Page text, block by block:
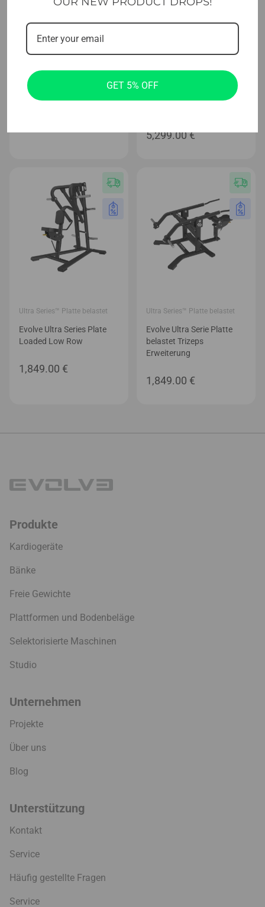
Evolve Ultra Series Plate
Loaded Rear Kick
Evolve Ultra Series CPU-
Urethan-Hantelset 37,5 –
5,299.00€
Ultra Series™ Platte belastet
Evolve Ultra Series Plate
Loaded Low Row
1,849.00 €
Ultra Series™ Platte belastet
Evolve Ultra Serie Platte
belastet Trizeps
Erweiterung
1,849.00 €
Produkte
Kardiogeräte
Bänke
Freie Gewichte
Plattformen und Bodenbeläge
Selektorisierte Maschinen
Studio
Unternehmen
Projekte
Über uns
Blog
Unterstützung
Kontakt
Service
Häufig gestellte Fragen
Service
GET 5% OFF